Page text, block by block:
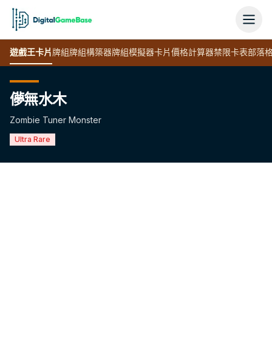
遊戲王卡片牌組牌組構築器牌組模擬器卡片價格計算器禁限卡表部落
儚無水木
Zombie Tuner Monster
Ultra Rare